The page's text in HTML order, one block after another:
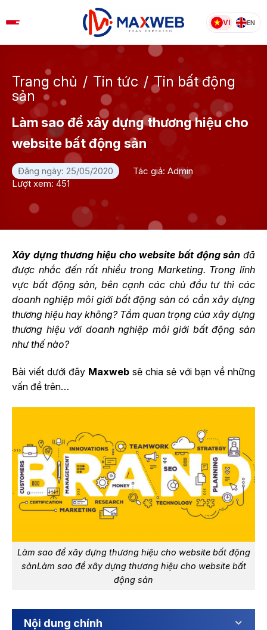
to
VI EN
Trang chủ / Tin tức / Tin bất động
sản
Làm sao để xây dựng thương hiệu cho
website bất động sản
Đăng ngày: 25/05/2020
Tác giả: Admin
Lượt xem: 451
Xây dựng thương hiệu cho website bất động sản đã
được nhắc đến rất nhiều trong Marketing. Trong lĩnh
vực bất động sản, bên cạnh các chủ đầu tư thì các
doanh nghiệp môi giới bất động sản có cần xây dựng
thương hiệu hay không? Tầm quan trọng của xây dựng
thương hiệu với doanh nghiệp môi giới bất động sản
như thế nào?
Bài viết dưới đây Maxweb sẽ chia sẻ với bạn về những
vấn đề trên…
Làm sao để xây dựng thương hiệu cho website bất động
sảnLàm sao để xây dựng thương hiệu cho website bất
động sản
Nội dung chính